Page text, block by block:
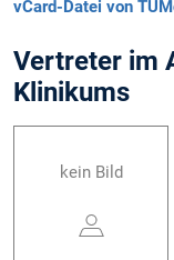
vCard-Datei von
Vertreter im
Klinikums
kein Bild